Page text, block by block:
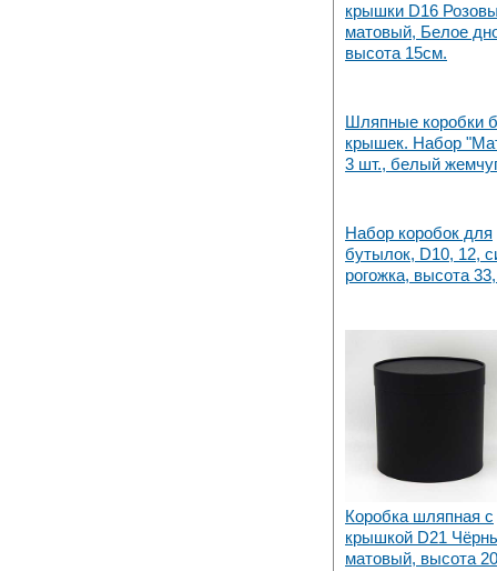
крышки D16
матовый, Белое
высота 15см.
Шляпные коробки
крышек. Набор
3 шт., белый
Набор коробок для
бутылок, D10, 12,
рогожка, высота
Коробка шляпная с
крышкой D21
матовый, высота